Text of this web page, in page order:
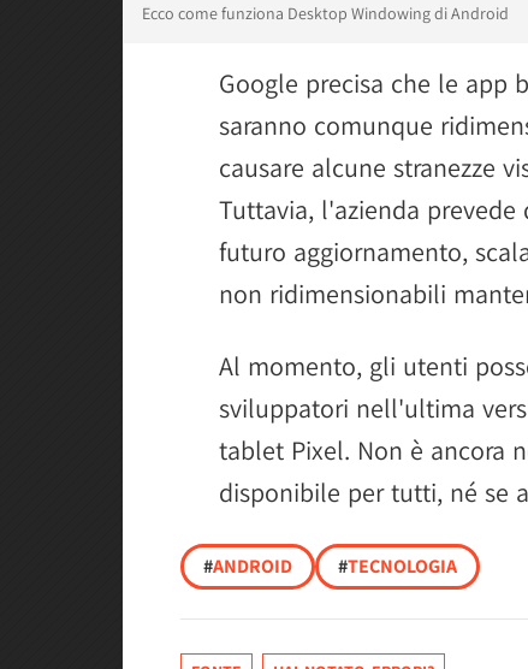
Ecco come funziona Desktop Windowing di Android
Google precisa che le app
saranno comunque
causare alcune stranezze
Tuttavia, l'azienda
futuro aggiornamento,
non ridimensionabili
Al momento, gli utenti
sviluppatori nell'ultima
tablet Pixel. Non è ancora
disponibile per tutti, né se
#ANDROID #TECNOLOGIA